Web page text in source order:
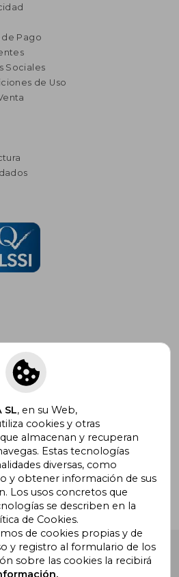
de Pago
Sociales
de Uso
recibir ofertas y
65, Nave 3 (08940),
Derechos Reservados.
SL, en su Web,
cookies y otras
almacenan y recuperan
Estas tecnologías
diversas, como
y obtener información de sus
Los usos concretos que
se describen en la
de Cookies.
de cookies propias y de
y registro al formulario de los
sobre las cookies la recibirá